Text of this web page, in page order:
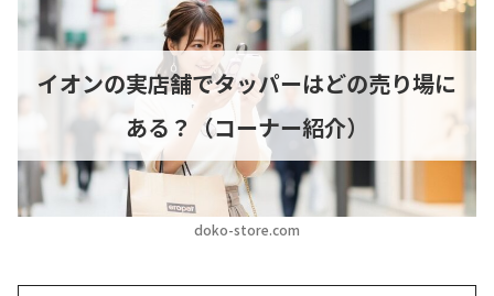
doko-store.com
イオンの実店舗でタッパーはどの売り場に
ある？（コーナー紹介）